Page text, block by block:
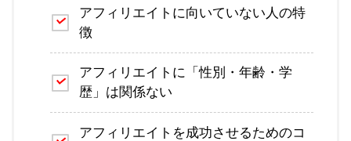
アフィリエイトに向いていない人の特
徴
アフィリエイトに「性別・年齢・学
歴」は関係ない
アフィリエイトを成功させるためのコ